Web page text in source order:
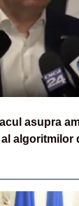
asupra
algoritmilor